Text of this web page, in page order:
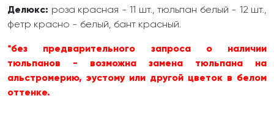
Делюкс: роза красная - 11 шт., тюльпан белый - 12 шт.,
фетр красно - белый, бант красный.
*без предварительного запроса о наличии
тюльпанов - возможна замена тюльпана на
альстромерию, эустому или другой цветок в белом
оттенке.